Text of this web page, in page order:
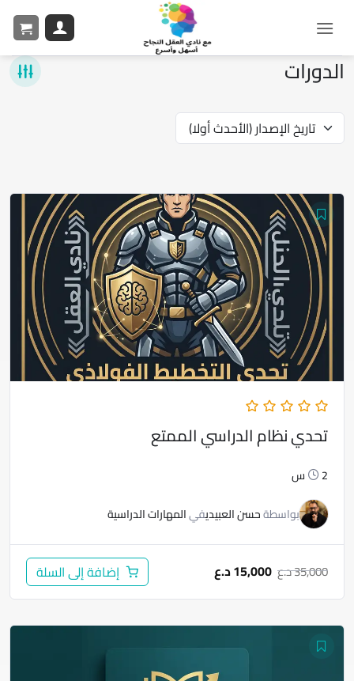
الدورات
تحدي نظام الدراسي الممتع
2س
بواسطةحسن العبيديفيالمهارات الدراسية
35,000د.ع 15,000د.ع إضافة إلى السلة